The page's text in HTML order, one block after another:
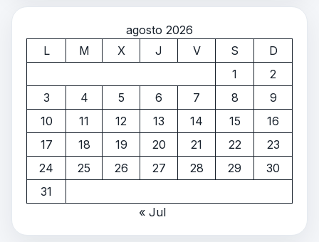
agosto 2026
L
M X J V S
D
1
2
3
4 5 6 7 8
9
10
11 12 13 14 15
16
17
18 19 20 21 22
23
24
25 26 27 28 29
30
31
« Jul